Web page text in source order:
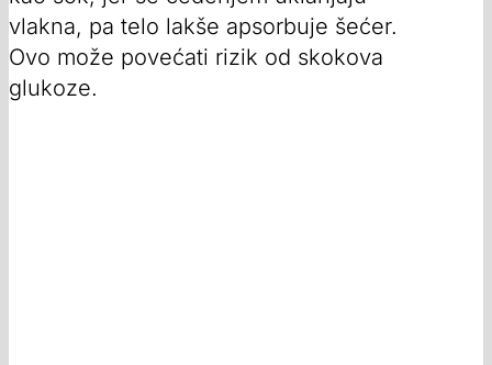
vlakna, pa telo lakše apsorbuje šećer.
Ovo može povećati rizik od skokova
glukoze.